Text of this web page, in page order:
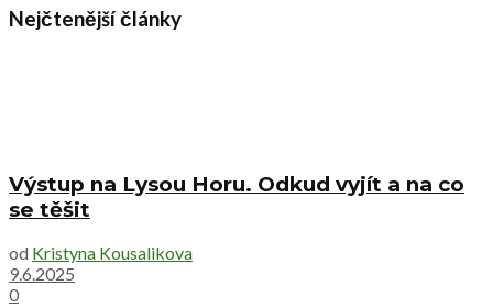
Nejčtenější články
Výstup na Lysou Horu. Odkud vyjít a na co
se těšit
od Kristyna Kousalikova
9.6.2025
0